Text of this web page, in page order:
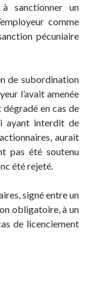
sanctionner un
comme
pécuniaire
de subordination
l’avait amenée
en cas de
ayant interdit de
aurait
pas été soutenu
été rejeté.
signé entre un
obligatoire, à un
de licenciement